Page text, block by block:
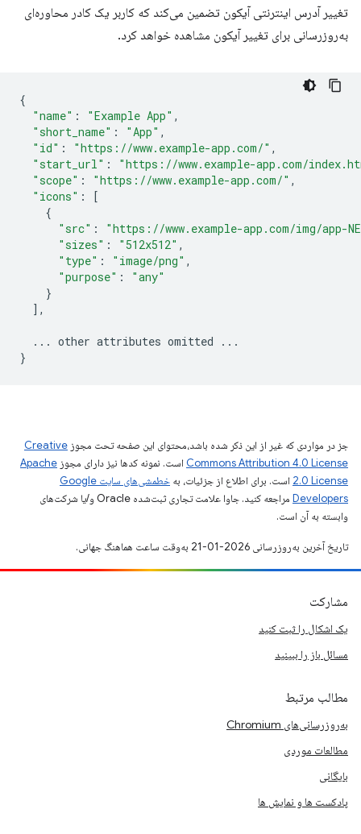
تغییر آدرس اینترنتی آیکون تضمین می‌کند که کاربر یک کادر محاوره‌ای
به‌روزرسانی برای تغییر آیکون مشاهده خواهد کرد.
{
"name" : "Example App" ,
"short_name" : "App" ,
"id" : "https://www.example-app.com/" ,
"start_url" :
"https://www.example-app.com/
"scope" : "https://www.example-app.com/" ,
"icons" :
[
{
"src" :
"https://www.example-app.com/img/app-
"sizes" : "512x512" ,
"type" : "image/png" ,
"purpose" :
"any"
}
],
... other attributes omitted
...
}
جز در مواردی که غیر از این ذکر شده باشد،‌محتوای این صفحه تحت مجوز Creative
Commons Attribution 4.0 License است. نمونه کدها نیز دارای مجوز Apache
2.0 License است. برای اطلاع از جزئیات، به
خطمشی‌های سایت Google
Developers‏
مراجعه کنید. جاوا علامت تجاری ثبت‌شده Oracle و/یا شرکت‌های
وابسته به آن است.
تاریخ آخرین به‌روزرسانی 2026-01-21 به‌وقت ساعت هماهنگ جهانی.
مشارکت
یک اشکال را ثبت کنید
مسائل باز را ببینید
مطالب مرتبط
به‌روزرسانی‌های Chromium
مطالعات موردی
بایگانی
پادکست ها و نمایش ها